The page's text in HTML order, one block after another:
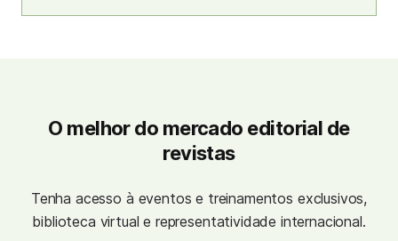
O melhor do mercado editorial de
revistas
Tenha acesso à eventos e treinamentos exclusivos,
biblioteca virtual e representatividade internacional.